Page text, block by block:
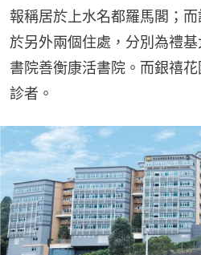
報稱居於上水名都羅馬閣；
於另外兩個住處，分別為禮
書院善衡康活書院。而銀禧
診者。